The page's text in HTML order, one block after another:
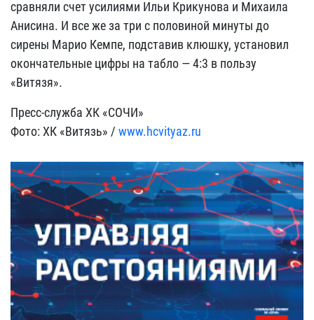
сравняли счет усилиями Ильи Крикунова и Михаила
Анисина. И все же за три с половиной минуты до
сирены Марио Кемпе, подставив клюшку, установил
окончательные цифры на табло — 4:3 в пользу
«Витязя».
Пресс-служба ХК «СОЧИ»
Фото: ХК «Витязь» / www.hcvityaz.ru